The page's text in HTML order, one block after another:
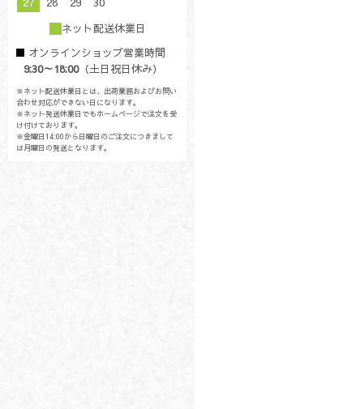
ネット配送休業日
オンラインショップ営業時間
9:30～18:00（土日祝日休み）
※ネット配送休業日とは、出荷業務およびお問い
合わせ対応ができない日になります。
※ネット発送休業日でもホームページで注文を受
け付けております。
※金曜日14:00から日曜日のご注文につきまして
は月曜日の発送となります。